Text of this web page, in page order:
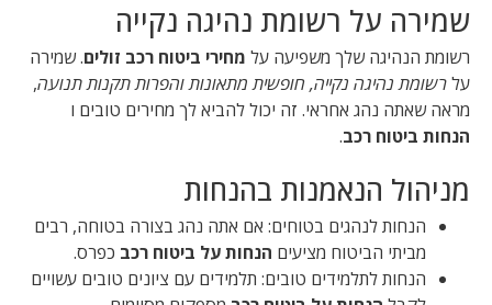
שמירה על רשומת נהיגה נקייה
רשומת הנהיגה שלך משפיעה על מחירי ביטוח רכב זולים. שמירה
עלרשומת נהיגה נקייה, חופשית מתאונות והפרות תקנות תנועה,
מראה שאתה נהג אחראי. זה יכול להביא לך מחירים טובים ו
הנחות ביטוח רכב.
מניהול הנאמנות בהנחות
הנחות לנהגים בטוחים: אם אתה נהג בצורה בטוחה, רבים
מביתי הביטוח מציעים הנחות על ביטוח רכב כפרס.
הנחות לתלמידים טובים: תלמידים עם ציונים טובים עשויים